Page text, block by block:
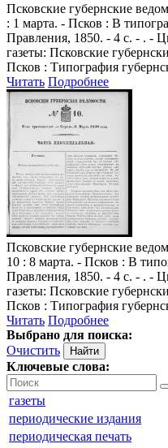
Псковские губернские
: 1 марта. - Псков : В
Правления, 1850. - 4 с. - . -
газеты: Псковские
Псков : Типография
Читать Подробнее
Псковские губернские
10 : 8 марта. - Псков : В
Правления, 1850. - 4 с. - . -
газеты: Псковские
Псков : Типография
Читать Подробнее
Выбрано для поиска:
Очистить
Ключевые слова:
газеты
периодические издания
периодическая печать